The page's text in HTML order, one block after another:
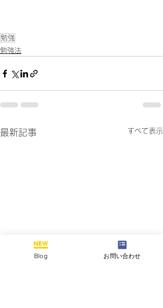
勉強
勉強法
最新記事 すべて表示
Blog お問い合わせ